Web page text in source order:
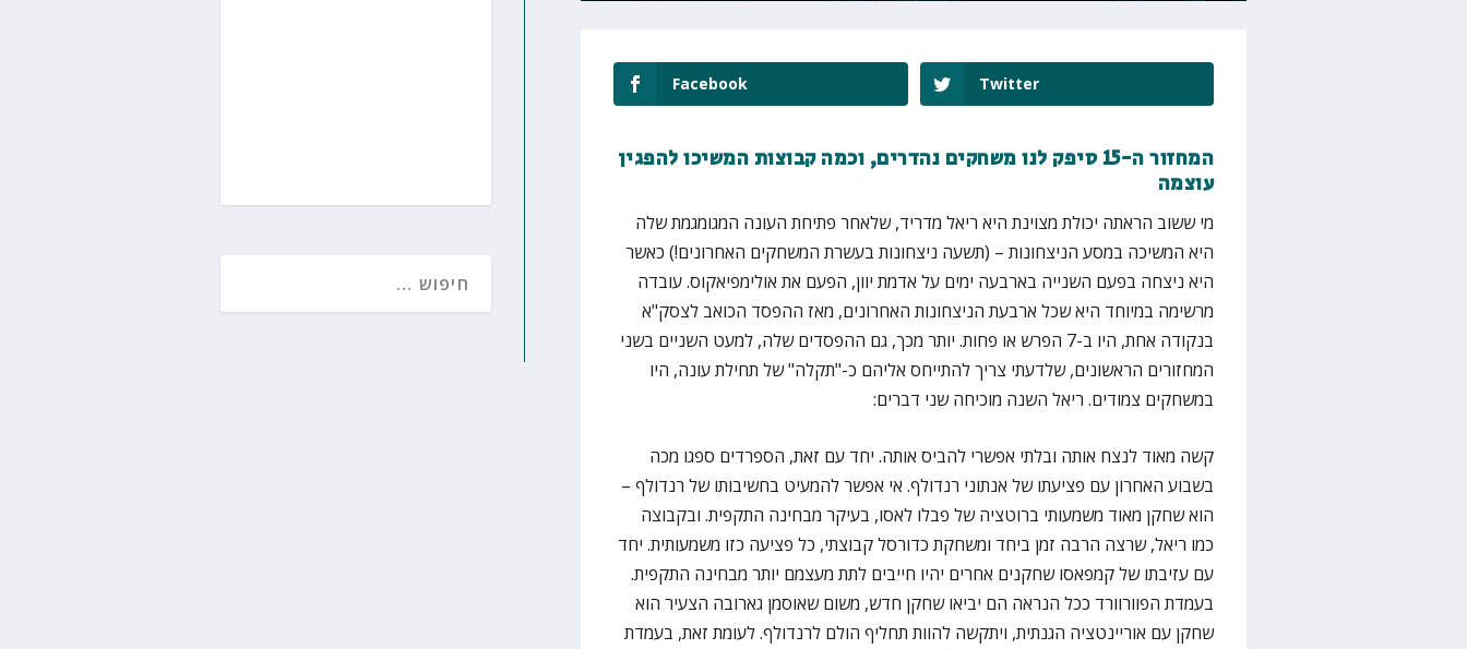
Facebook Twitter
המחזור ה-15 סיפק לנו משחקים נהדרים, וכמה קבוצות המשיכו להפגין
עוצמה
מי ששוב הראתה יכולת מצוינת היא ריאל מדריד, שלאחר פתיחת העונה המגומגמת שלה
היא המשיכה במסע הניצחונות – (תשעה ניצחונות בעשרת המשחקים האחרונים!) כאשר
היא ניצחה בפעם השנייה בארבעה ימים על אדמת יוון, הפעם את אולימפיאקוס. עובדה
מרשימה במיוחד היא שכל ארבעת הניצחונות האחרונים, מאז ההפסד הכואב לצסק"א
בנקודה אחת, היו ב-7 הפרש או פחות. יותר מכך, גם ההפסדים שלה, למעט השניים בשני
המחזורים הראשונים, שלדעתי צריך להתייחס אליהם כ-"תקלה" של תחילת עונה, היו
במשחקים צמודים. ריאל השנה מוכיחה שני דברים:
קשה מאוד לנצח אותה ובלתי אפשרי להביס אותה. יחד עם זאת, הספרדים ספגו מכה
בשבוע האחרון עם פציעתו של אנתוני רנדולף. אי אפשר להמעיט בחשיבותו של רנדולף –
הוא שחקן מאוד משמעותי ברוטציה של פבלו לאסו, בעיקר מבחינה התקפית. ובקבוצה
כמו ריאל, שרצה הרבה זמן ביחד ומשחקת כדורסל קבוצתי, כל פציעה כזו משמעותית. יחד
עם עזיבתו של קמפאסו שחקנים אחרים יהיו חייבים לתת מעצמם יותר מבחינה התקפית.
בעמדת הפוורוורד ככל הנראה הם יביאו שחקן חדש, משום שאוסמן גארובה הצעיר הוא
שחקן עם אוריינטציה הגנתית, ויתקשה להוות תחליף הולם לרנדולף. לעומת זאת, בעמדת